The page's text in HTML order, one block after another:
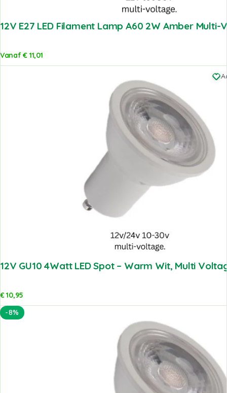
12V E27 LED Filament Lamp A60 2W Amber
Vanaf€ 11,01
12V GU10 4Watt LED Spot – Warm Wit, Multi
€10,95
-8%